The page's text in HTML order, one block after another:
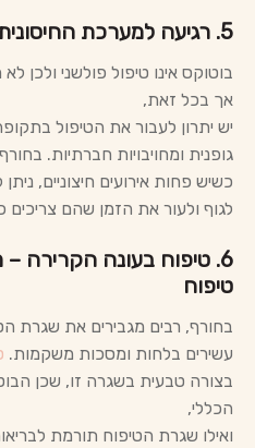
5. רגיעה למערכת החיסונית
בוטוקס אינו טיפול פולשני
אך בכל זאת,
יש יתרון לעבור את הטיפול
גופנית ומחויבויות חברתיות.
כשיש פחות אירועים חיצוניים,
לגוף ולעור את הזמן שהם
6. טיפוח בעונה הקרירה
טיפוח
בחורף, רבים מגבירים את שגרת
עשירים בלחות ומסכות משקמות.
בצורה טבעית בשגרה זו, שכן
הכללי,
ואילו שגרת הטיפוח תורמת